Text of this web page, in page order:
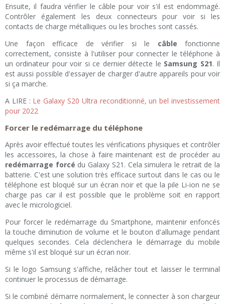
Ensuite, il faudra vérifier le câble pour voir s'il est endommagé.
Contrôler également les deux connecteurs pour voir si les
contacts de charge métalliques ou les broches sont cassés.
Une façon efficace de vérifier si le câble fonctionne
correctement, consiste à l'utiliser pour connecter le téléphone à
un ordinateur pour voir si ce dernier détecte le Samsung S21. Il
est aussi possible d'essayer de charger d'autre appareils pour voir
si ça marche.
A LIRE : Le Galaxy S20 Ultra reconditionné, un bel investissement
pour 2022
Forcer le redémarrage du téléphone
Après avoir effectué toutes les vérifications physiques et contrôler
les accessoires, la chose à faire maintenant est de procéder au
redémarrage forcé du Galaxy S21. Cela simulera le retrait de la
batterie. C'est une solution très efficace surtout dans le cas ou le
téléphone est bloqué sur un écran noir et que la pile Li-ion ne se
charge pas car il est possible que le problème soit en rapport
avec le micrologiciel.
Pour forcer le redémarrage du Smartphone, maintenir enfoncés
la touche diminution de volume et le bouton d'allumage pendant
quelques secondes. Cela déclenchera le démarrage du mobile
même s'il est bloqué sur un écran noir.
Si le logo Samsung s'affiche, relâcher tout et laisser le terminal
continuer le processus de démarrage.
Si le combiné démarre normalement, le connecter à son chargeur